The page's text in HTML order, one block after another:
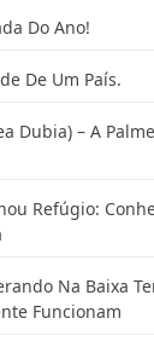
Do Ano!
De Um País.
Dubia) – A
Refúgio:
Na Baixa
Funcionam